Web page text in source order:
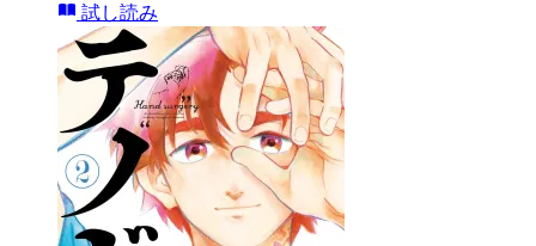
試し読み